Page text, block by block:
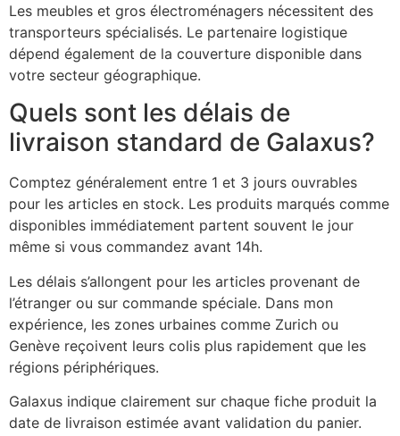
Les meubles et gros électroménagers nécessitent des
transporteurs spécialisés. Le partenaire logistique
dépend également de la couverture disponible dans
votre secteur géographique.
Quels sont les délais de
livraison standard de Galaxus?
Comptez généralement entre 1 et 3 jours ouvrables
pour les articles en stock. Les produits marqués comme
disponibles immédiatement partent souvent le jour
même si vous commandez avant 14h.
Les délais s’allongent pour les articles provenant de
l’étranger ou sur commande spéciale. Dans mon
expérience, les zones urbaines comme Zurich ou
Genève reçoivent leurs colis plus rapidement que les
régions périphériques.
Galaxus indique clairement sur chaque fiche produit la
date de livraison estimée avant validation du panier.